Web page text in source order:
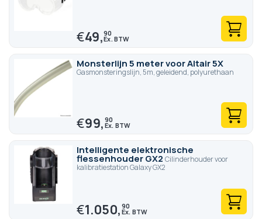
€49,90
Monsterlijn 5 meter voor Altair 5X
Gasmonsteringslijn, 5m, geleidend, polyurethaan
€99,90
Intelligente elektronische
flessenhouder GX2 Cilinderhouder voor
kalibratiestation Galaxy GX2
€1.050,90